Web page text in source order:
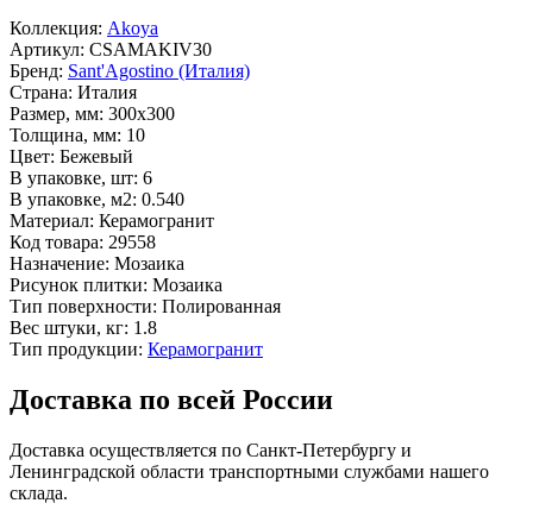
Коллекция: Akoya
Артикул: CSAMAKIV30
Бренд: Sant'Agostino (Италия)
Страна: Италия
Размер, мм: 300x300
Толщина, мм: 10
Цвет: Бежевый
В упаковке, шт: 6
В упаковке, м2: 0.540
Материал: Керамогранит
Код товара: 29558
Назначение: Мозаика
Рисунок плитки: Мозаика
Тип поверхности: Полированная
Вес штуки, кг: 1.8
Тип продукции: Керамогранит
Доставка по всей России
Доставка осуществляется по Санкт-Петербургу и
Ленинградской области транспортными службами нашего
склада.